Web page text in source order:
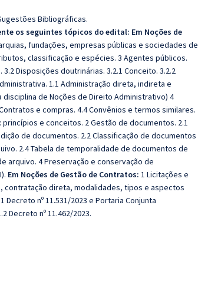
Bibliográficas.
os seguintes tópicos do edital: Em Noções de
fundações, empresas públicas e sociedades de
classificação e espécies. 3 Agentes públicos.
Disposições doutrinárias. 3.2.1 Conceito. 3.2.2
1.1 Administração direta, indireta e
de Noções de Direito Administrativo) 4
e compras. 4.4 Convênios e termos similares.
princípios e conceitos. 2 Gestão de documentos. 2.1
de documentos. 2.2 Classificação de documentos
2.4 Tabela de temporalidade de documentos de
arquivo. 4 Preservação e conservação de
Em Noções de Gestão de Contratos: 1 Licitações e
contratação direta, modalidades, tipos e aspectos
nº 11.531/2023 e Portaria Conjunta
Decreto nº 11.462/2023.